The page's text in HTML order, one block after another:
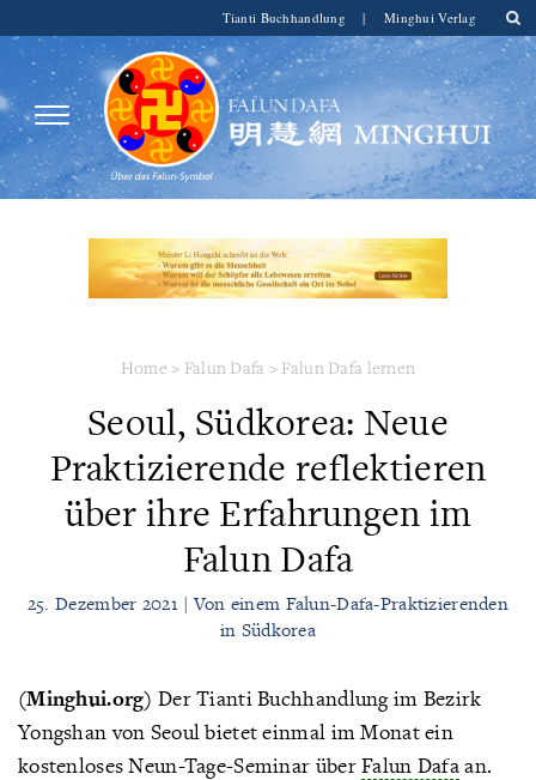
Tianti Buchhandlung | Minghui Verlag
Home > Falun Dafa > Falun Dafa lernen
Seoul, Südkorea: Neue
Praktizierende reflektieren
über ihre Erfahrungen im
Falun Dafa
25. Dezember 2021 | Von einem Falun-Dafa-Praktizierenden
in Südkorea
(Minghui.org) Der Tianti Buchhandlung im Bezirk
Yongshan von Seoul bietet einmal im Monat ein
kostenloses Neun-Tage-Seminar überFalun Dafaan.